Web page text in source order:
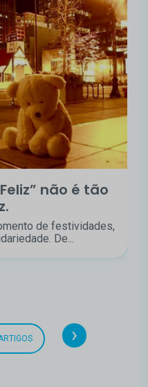
não é tão
de festividades,
De...
›